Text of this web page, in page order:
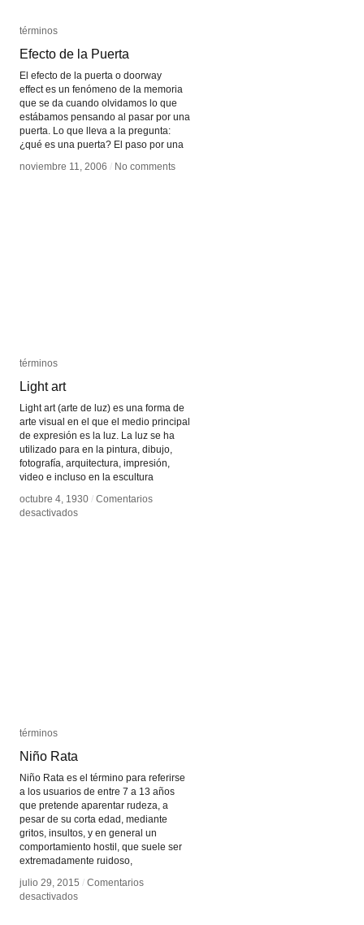
términos
Efecto de la Puerta
El efecto de la puerta o doorway
effect es un fenómeno de la memoria
que se da cuando olvidamos lo que
estábamos pensando al pasar por una
puerta. Lo que lleva a la pregunta:
¿qué es una puerta? El paso por una
noviembre 11, 2006 / No comments
términos
Efecto de la Puerta
noviembre 11, 2006 / No comments
términos
Light art
Light art (arte de luz) es una forma de
arte visual en el que el medio principal
de expresión es la luz. La luz se ha
utilizado para en la pintura, dibujo,
fotografía, arquitectura, impresión,
video e incluso en la escultura
octubre 4, 1930 / Comentarios
desactivadosen
términos
Light art
octubre 4, 1930 / Comentarios
desactivadosen
términos
Niño Rata
Niño Rata es el término para referirse
a los usuarios de entre 7 a 13 años
que pretende aparentar rudeza, a
pesar de su corta edad, mediante
gritos, insultos, y en general un
comportamiento hostil, que suele ser
extremadamente ruidoso,
julio 29, 2015 / Comentarios
desactivadosen
términos
Niño Rata
julio 29, 2015 / Comentarios
desactivadosen